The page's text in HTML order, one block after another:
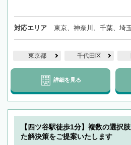
対応エリア 東京、神奈川、千葉、埼
東京都 千代田区
詳細を見る
【四ツ谷駅徒歩1分】複数の選択
た解決策をご提案いたします